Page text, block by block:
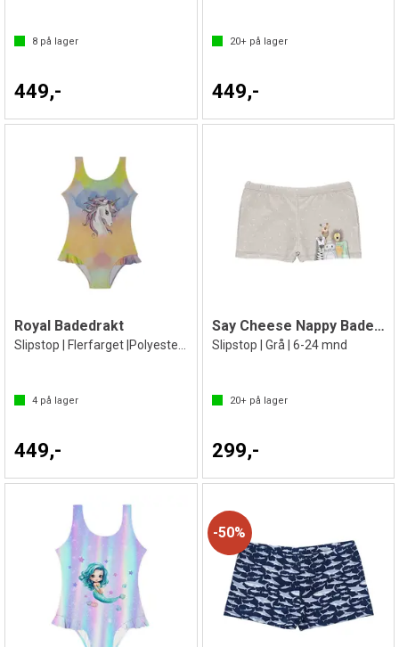
8 på lager
449,-
20+på lager
449,-
Royal Badedrakt
4 på lager
449,-
Say Cheese Nappy Badebukse
Slipstop | Grå | 6-24 mnd
20+på lager
299,-
50%